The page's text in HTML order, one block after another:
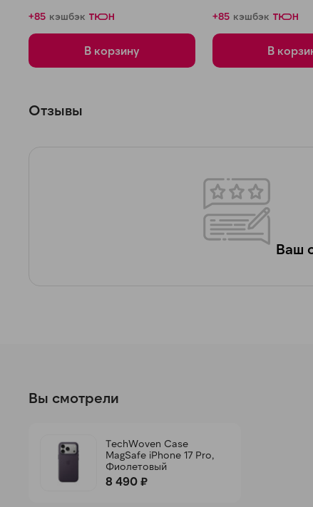
+85 кэшбэк
В корзину
+85 кэшбэк
В
Отзывы
Ваш
Вы смотрели
TechWoven Case
MagSafe iPhone 17 Pro,
Фиолетовый
8 490 ₽